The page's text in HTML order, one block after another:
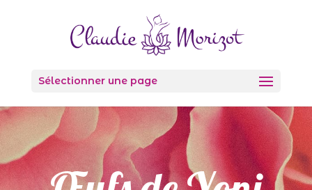
Sélectionner une page